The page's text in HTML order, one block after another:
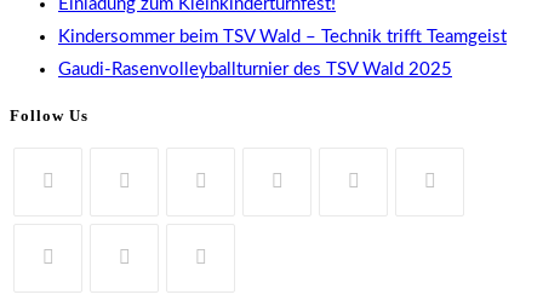
Einladung zum Kleinkinderturnfest!
Kindersommer beim TSV Wald – Technik trifft Teamgeist
Gaudi-Rasenvolleyballturnier des TSV Wald 2025
Follow Us